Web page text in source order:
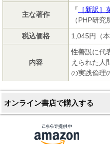
主な著作
『 ［新訳］
（PHP研究
税込価格
1,045円（
内容
性善説に代
えられた人
の実践倫理
オンライン書店で購入する